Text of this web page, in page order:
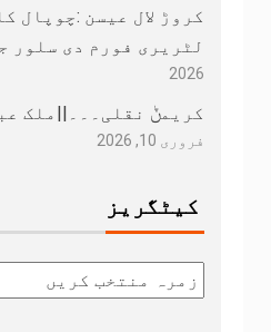
کروڑ لال عیسن :چوپال
لٹریری فورم دی سلور
2026
کریمݨ نقلی۔۔۔||ملک
فروری 10, 2026
کیٹگریز